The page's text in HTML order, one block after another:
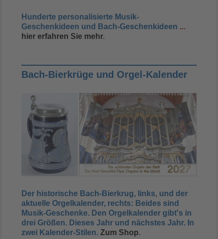
Hunderte personalisierte Musik-
Geschenkideen und Bach-Geschenkideen ...
hier erfahren Sie mehr.
Bach-Bierkrüge und Orgel-Kalender
Der historische Bach-Bierkrug, links, und der
aktuelle Orgelkalender, rechts: Beides sind
Musik-Geschenke. Den Orgelkalender gibt's in
drei Größen. Dieses Jahr und nächstes Jahr. In
zwei Kalender-Stilen. Zum Shop.